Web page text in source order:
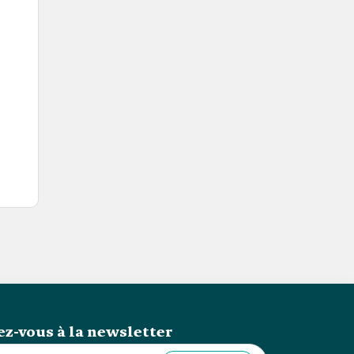
vous à la newsletter